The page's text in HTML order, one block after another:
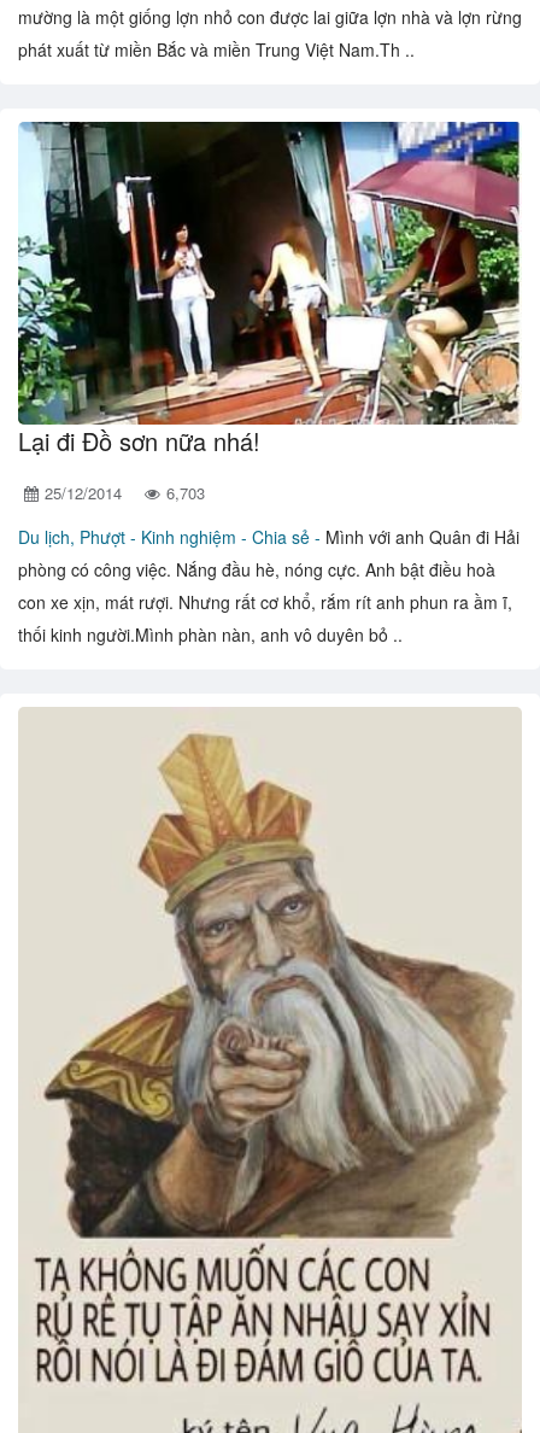
mường là một giống lợn nhỏ con được lai giữa lợn nhà và lợn rừng
phát xuất từ miền Bắc và miền Trung Việt Nam.Th ..
Lại đi Đồ sơn nữa nhá!
25/12/2014 6,703
Du lịch, Phượt - Kinh nghiệm - Chia sẻ - Mình với anh Quân đi Hải
phòng có công việc. Nắng đầu hè, nóng cực. Anh bật điều hoà
con xe xịn, mát rượi. Nhưng rất cơ khổ, rắm rít anh phun ra ầm ĩ,
thối kinh người.Mình phàn nàn, anh vô duyên bỏ ..